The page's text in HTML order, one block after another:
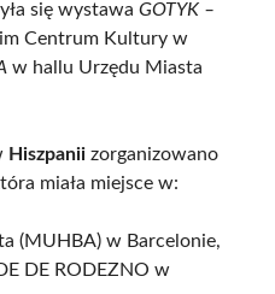
się wystawa GOTYK –
Centrum Kultury w
w hallu Urzędu Miasta
Hiszpanii zorganizowano
miała miejsce w:
(MUHBA) w Barcelonie,
DE RODEZNO w